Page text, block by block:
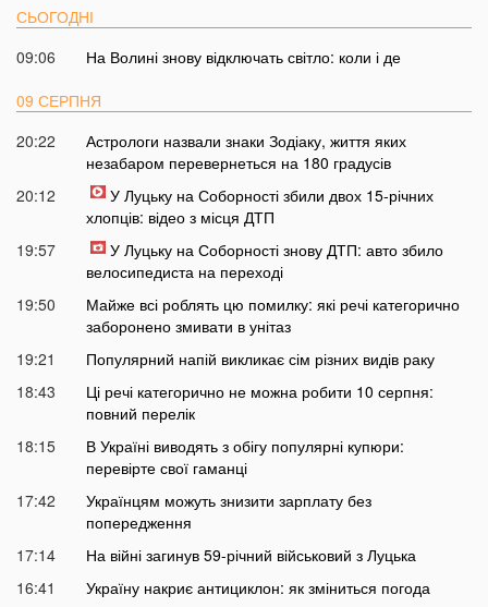
СЬОГОДНІ
09:06
На Волині знову відключать світло: коли і де
09 СЕРПНЯ
20:22
Астрологи назвали знаки Зодіаку, життя яких
незабаром перевернеться на 180 градусів
20:12
У Луцьку на Соборності збили двох 15-річних
хлопців: відео з місця ДТП
19:57
У Луцьку на Соборності знову ДТП: авто збило
велосипедиста на переході
19:50
Майже всі роблять цю помилку: які речі категорично
заборонено змивати в унітаз
19:21
Популярний напій викликає сім різних видів раку
18:43
Ці речі категорично не можна робити 10 серпня:
повний перелік
18:15
В Україні виводять з обігу популярні купюри:
перевірте свої гаманці
17:42
Українцям можуть знизити зарплату без
попередження
17:14
На війні загинув 59-річний військовий з Луцька
16:41
Україну накриє антициклон: як зміниться погода